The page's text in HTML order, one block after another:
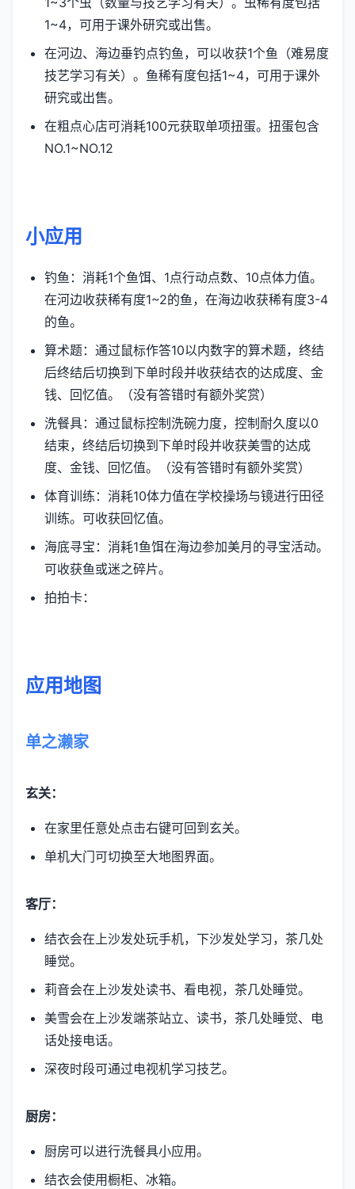
1~4，可用于课外研究或出售。
在河边、海边垂钓点钓鱼，可以收获1个鱼（难易度
技艺学习有关）。鱼稀有度包括1~4，可用于课外
研究或出售。
在粗点心店可消耗100元获取单项扭蛋。扭蛋包含
NO.1~NO.12
小应用
钓鱼：消耗1个鱼饵、1点行动点数、10点体力值。
在河边收获稀有度1~2的鱼，在海边收获稀有度3-4
的鱼。
算术题：通过鼠标作答10以内数字的算术题，终结
后终结后切换到下单时段并收获结衣的达成度、金
钱、回忆值。（没有答错时有额外奖赏）
洗餐具：通过鼠标控制洗碗力度，控制耐久度以0
结束，终结后切换到下单时段并收获美雪的达成
度、金钱、回忆值。（没有答错时有额外奖赏）
体育训练：消耗10体力值在学校操场与镜进行田径
训练。可收获回忆值。
海底寻宝：消耗1鱼饵在海边参加美月的寻宝活动。
可收获鱼或迷之碎片。
拍拍卡：
应用地图
单之濑家
玄关：
在家里任意处点击右键可回到玄关。
单机大门可切换至大地图界面。
客厅：
结衣会在上沙发处玩手机，下沙发处学习，茶几处
睡觉。
莉音会在上沙发处读书、看电视，茶几处睡觉。
美雪会在上沙发端茶站立、读书，茶几处睡觉、电
话处接电话。
深夜时段可通过电视机学习技艺。
厨房：
厨房可以进行洗餐具小应用。
结衣会使用橱柜、冰箱。